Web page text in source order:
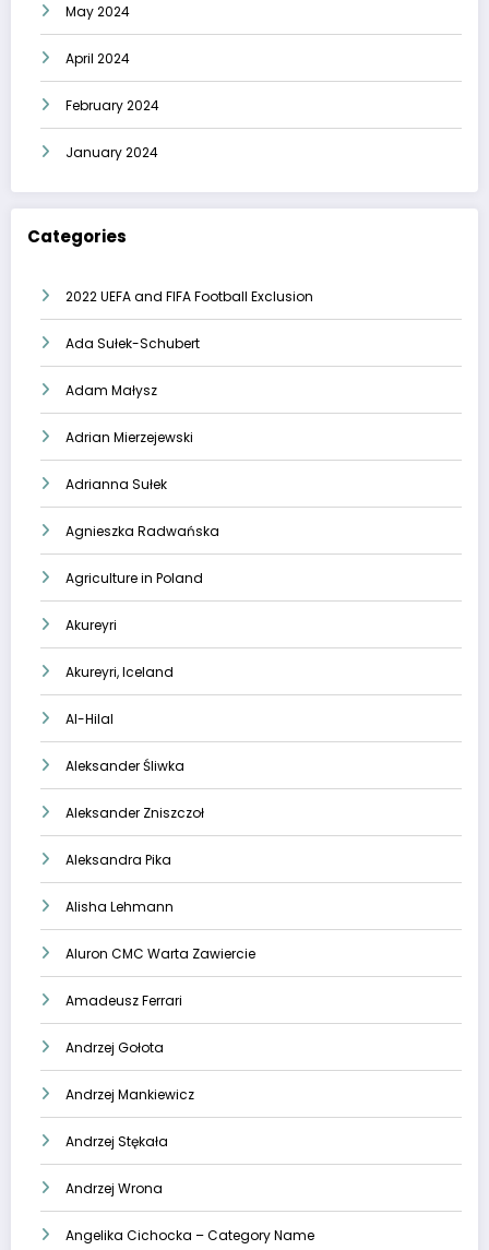
May 2024
April 2024
February 2024
January 2024
Categories
2022 UEFA and FIFA Football Exclusion
Ada Sułek-Schubert
Adam Małysz
Adrian Mierzejewski
Adrianna Sułek
Agnieszka Radwańska
Agriculture in Poland
Akureyri
Akureyri, Iceland
Al-Hilal
Aleksander Śliwka
Aleksander Zniszczoł
Aleksandra Pika
Alisha Lehmann
Aluron CMC Warta Zawiercie
Amadeusz Ferrari
Andrzej Gołota
Andrzej Mankiewicz
Andrzej Stękała
Andrzej Wrona
Angelika Cichocka – Category Name